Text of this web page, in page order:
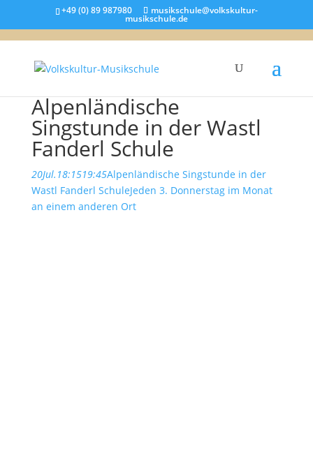
+49 (0) 89 987980 musikschule@volkskultur-
musikschule.de
Alpenländische
Singstunde in der Wastl
Fanderl Schule
20Jul. 18:1519:45Alpenländische Singstunde in der
Wastl Fanderl SchuleJeden 3. Donnerstag im Monat
an einem anderen Ort